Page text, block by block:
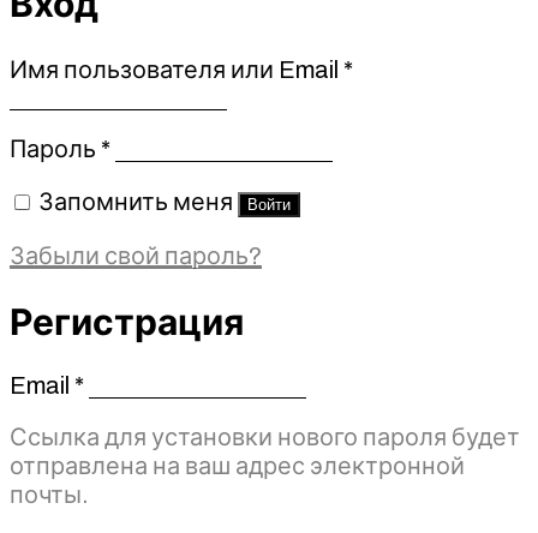
Имя пользователя или Email *Обязательно
Пароль *Обязательно
Запомнить меня Войти
Забыли свой пароль?
Регистрация
Email *Обязательно
Ссылка для установки нового пароля будет
отправлена ​​на ваш адрес электронной
почты.